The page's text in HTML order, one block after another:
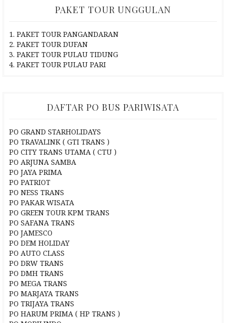
PAKET TOUR UNGGULAN
1. PAKET TOUR PANGANDARAN
2. PAKET TOUR DUFAN
3. PAKET TOUR PULAU TIDUNG
4. PAKET TOUR PULAU PARI
DAFTAR PO BUS PARIWISATA
PO GRAND STARHOLIDAYS
PO TRAVALINK ( GTI TRANS )
PO CITY TRANS UTAMA ( CTU )
PO ARJUNA SAMBA
PO JAYA PRIMA
PO PATRIOT
PO NESS TRANS
PO PAKAR WISATA
PO GREEN TOUR KPM TRANS
PO SAFANA TRANS
PO JAMESCO
PO DEM HOLIDAY
PO AUTO CLASS
PO DRW TRANS
PO DMH TRANS
PO MEGA TRANS
PO MARJAYA TRANS
PO TRIJAYA TRANS
PO HARUM PRIMA ( HP TRANS )